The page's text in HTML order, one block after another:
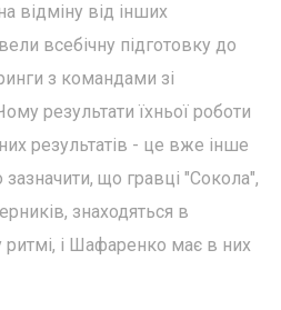
відміну від інших
всебічну підготовку до
з командами зі
результати їхньої роботи
результатів - це вже інше
що гравці "Сокола",
знаходяться в
і Шафаренко має в них